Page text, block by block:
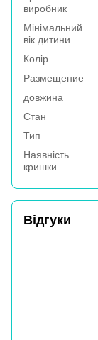
виробник
Мінімальний
вік дитини
Колір
Размещение
довжина
Стан
Тип
Наявність
кришки
Відгуки